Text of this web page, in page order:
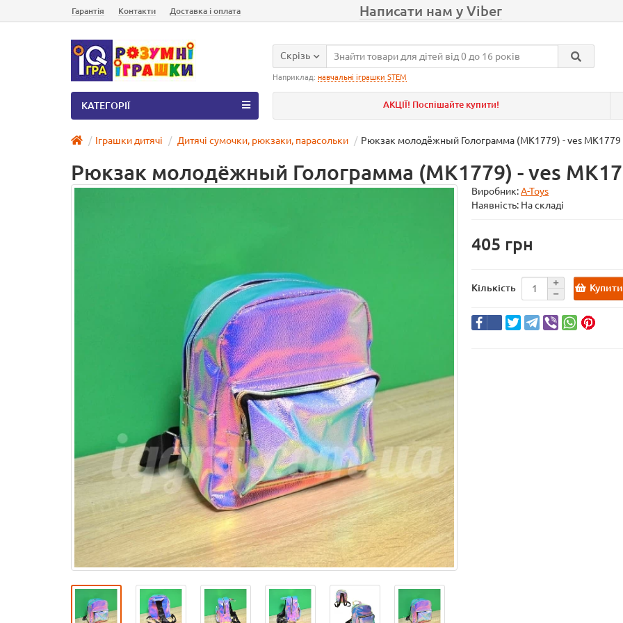
Гарантія Контакти Доставка і оплата Написати нам у Viber
Скрізь
Наприклад: навчальні іграшки STEM
АКЦІЇ! Поспішайте купити!
КАТЕГОРІЇ
Іграшки дитячі Дитячі сумочки, рюкзаки, парасольки Рюкзак молодёжный Голограмма (MK1779) - ves MK1779
Рюкзак молодёжный Голограмма (MK1779) - ves
Виробник:A-Toys
Наявність: На складі
405
Кількість Купити